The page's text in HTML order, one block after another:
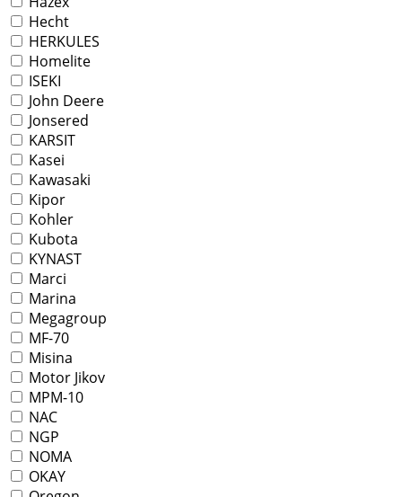
Hecht
HERKULES
Homelite
ISEKI
John Deere
Jonsered
KARSIT
Kasei
Kawasaki
Kipor
Kohler
Kubota
KYNAST
Marci
Marina
Megagroup
MF-70
Misina
Motor Jikov
MPM-10
NAC
NGP
NOMA
OKAY